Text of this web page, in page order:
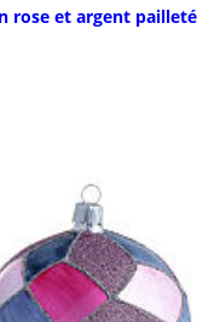
rose et argent pailleté